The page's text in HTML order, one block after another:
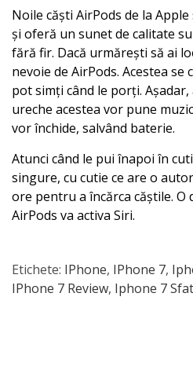
Noile căști AirPods de la
și oferă un sunet de calitate
fără fir. Dacă urmărești să ai
nevoie de AirPods. Acestea se
pot simți când le porți.
ureche acestea vor pune
vor închide, salvând baterie.
Atunci când le pui înapoi în
singure, cu cutie ce are o
ore pentru a încărca căștile. O
AirPods va activa Siri.
Etichete: IPhone, IPhone 7,
IPhone 7 Review, Iphone 7